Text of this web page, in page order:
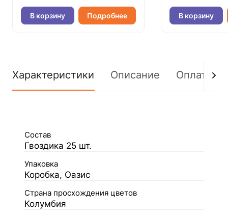
В корзину Подробнее В корзину
Характеристики Описание Оплата
Состав
Гвоздика 25 шт.
Упаковка
Коробка, Оазис
Страна просхождения цветов
Колумбия